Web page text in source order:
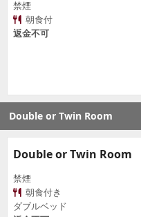
禁煙
朝食付
返金不可
Double or Twin Room
Double or Twin Room
禁煙
朝食付き
ダブルベッド